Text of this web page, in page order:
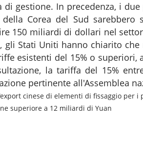
gestione. In precedenza, i
Corea del Sud sarebbero
150 miliardi di dollari nel
Stati Uniti hanno chiarito
esistenti del 15% o superiori,
la tariffa del 15%
pertinente all'Assemblea
cinese di elementi di fissaggio per
superiore a 12 miliardi di Yuan